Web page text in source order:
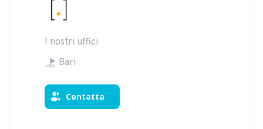
I nostri uffici
Bari
Contatta